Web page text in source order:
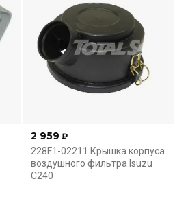
2 959 ₽
228F1-02211 Крышка корпуса
воздушного фильтра Isuzu
C240